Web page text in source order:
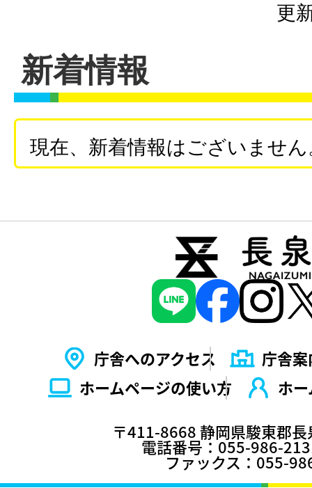
更
新着情報
現在、新着情報はございませ
庁舎へのアクセス
庁舎案
ホームページの使い⽅
ホ
〒411-8668 静岡県駿東郡
電話番号：055-986-
ファックス：055-